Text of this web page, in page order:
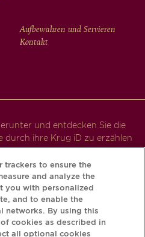
Aufbewahren und Servieren
Kontakt
und entdecken Sie die
durch ihre Krug iD zu erzählen
hat.
trackers to ensure the
and analyze the
you with personalized
and to enable the
networks. By using this
cookies as described in
all optional cookies